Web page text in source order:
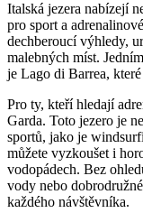
Italská jezera nabízejí
pro sport a
dechberoucí výhledy,
malebných míst.
je Lago di Barrea,
Pro ty, kteří hledají
Garda. Toto jezero je
sportů, jako je
můžete vyzkoušet i
vodopádech. Bez
vody nebo
každého návštěvníka.